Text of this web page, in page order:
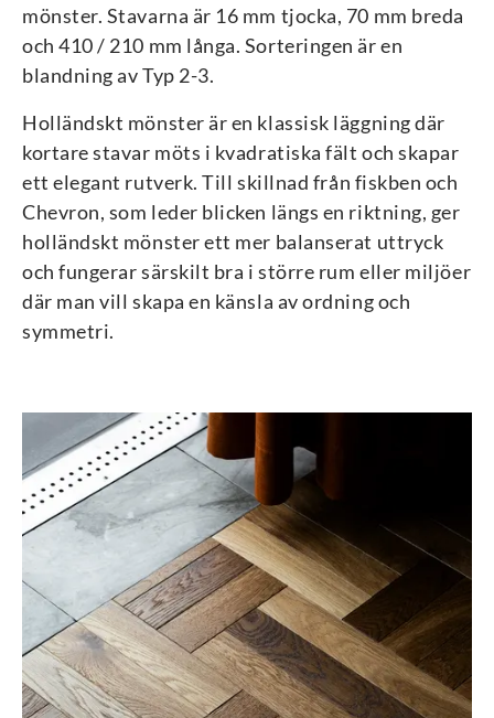
mönster. Stavarna är 16 mm tjocka, 70 mm breda
och 410 / 210 mm långa. Sorteringen är en
blandning av Typ 2-3.
Holländskt mönster är en klassisk läggning där
kortare stavar möts i kvadratiska fält och skapar
ett elegant rutverk. Till skillnad från fiskben och
Chevron, som leder blicken längs en riktning, ger
holländskt mönster ett mer balanserat uttryck
och fungerar särskilt bra i större rum eller miljöer
där man vill skapa en känsla av ordning och
symmetri.